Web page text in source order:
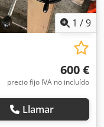
1 /9
600 €
precio fijo IVA no incluído
Llamar